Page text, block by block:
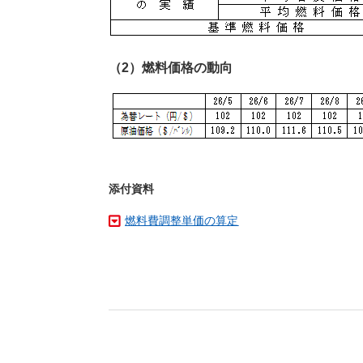
（2）燃料価格の動向
添付資料
燃料費調整単価の算定